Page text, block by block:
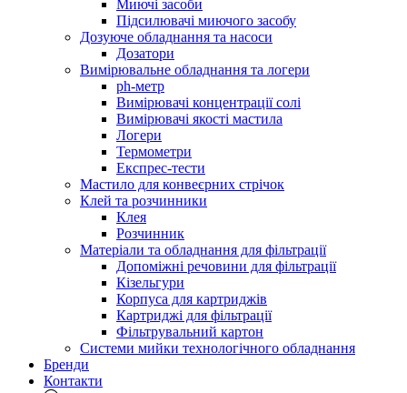
Миючі засоби
Підсилювачі миючого засобу
Дозуюче обладнання та насоси
Дозатори
Вимірювальне обладнання та логери
ph-метр
Вимірювачі концентрації солі
Вимірювачі якості мастила
Логери
Термометри
Експрес-тести
Мастило для конвеєрних стрічок
Клей та розчинники
Клея
Розчинник
Матеріали та обладнання для фільтрації
Допоміжні речовини для фільтрації
Кізельгури
Корпуса для картриджів
Картриджі для фільтрації
Фільтрувальний картон
Системи мийки технологічного обладнання
Бренди
Контакти